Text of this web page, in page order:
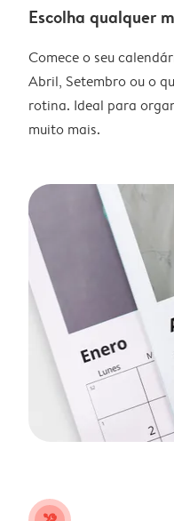
Escolha qualquer
Comece o seu
Abril, Setembro ou o
rotina. Ideal para
muito mais.